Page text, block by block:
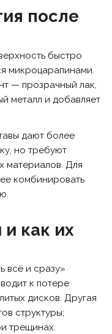
после
быстро
микроцарапинами.
— прозрачный лак,
металл и добавляет
дают более
но требуют
материалов. Для
комбинировать
как их
всё и сразу»
к потере
дисков. Другая
структуры;
трещинах.